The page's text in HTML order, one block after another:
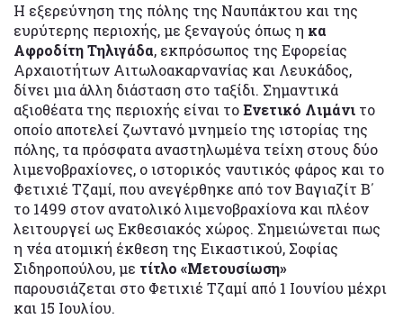
Η εξερεύνηση της πόλης της Ναυπάκτου και της
ευρύτερης περιοχής, με ξεναγούς όπως η κα
Αφροδίτη Τηλιγάδα, εκπρόσωπος της Εφορείας
Αρχαιοτήτων Αιτωλοακαρνανίας και Λευκάδος,
δίνει μια άλλη διάσταση στο ταξίδι. Σημαντικά
αξιοθέατα της περιοχής είναι τοΕνετικό Λιμάνι το
οποίο αποτελεί ζωντανό μνημείο της ιστορίας της
πόλης, τα πρόσφατα αναστηλωμένα τείχη στους δύο
λιμενοβραχίονες, ο ιστορικός ναυτικός φάρος και το
Φετιχιέ Τζαμί, που ανεγέρθηκε από τον Βαγιαζίτ Β΄
το 1499 στον ανατολικό λιμενοβραχίονα και πλέον
λειτουργεί ως Εκθεσιακός χώρος. Σημειώνεται πως
η νέα ατομική έκθεση της Εικαστικού, Σοφίας
Σιδηροπούλου, με τίτλο «Μετουσίωση»
παρουσιάζεται στο Φετιχιέ Τζαμί από 1 Ιουνίου μέχρι
και 15 Ιουλίου.